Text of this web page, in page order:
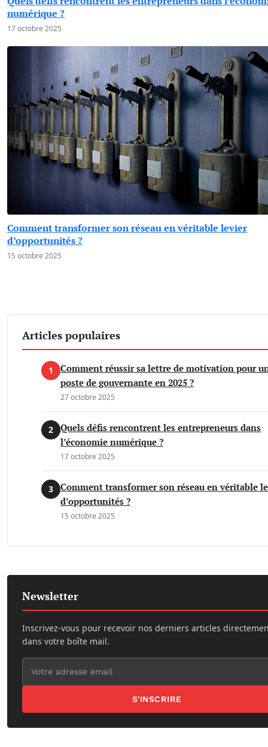
numérique ?
17 octobre 2025
Comment transformer son réseau en véritable levier
d’opportunités ?
15 octobre 2025
Articles populaires
1
Comment réussir sa lettre de motivation pour
poste de gouvernante en 2025 ?
27 octobre 2025
2
Quels défis rencontrent les entrepreneurs dans
l’économie numérique ?
17 octobre 2025
3
Comment transformer son réseau en véritable
d’opportunités ?
15 octobre 2025
Newsletter
Inscrivez-vous pour recevoir nos derniers articles
dans votre boîte mail.
S'INSCRIRE